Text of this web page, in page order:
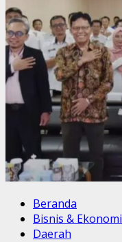
Beranda
Bisnis & Ekonomi
Daerah